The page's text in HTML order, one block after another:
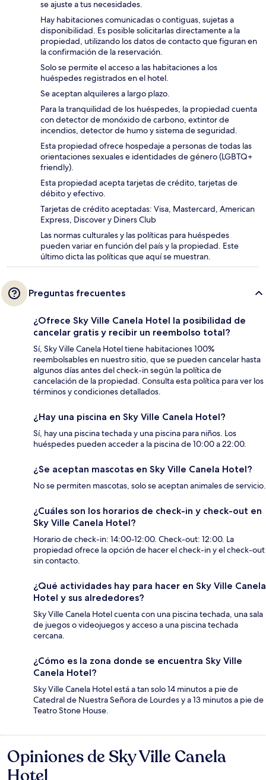
se ajuste a tus necesidades.
Hay habitaciones comunicadas o contiguas, sujetas a
disponibilidad. Es posible solicitarlas directamente a la
propiedad, utilizando los datos de contacto que figuran en
la confirmación de la reservación.
Solo se permite el acceso a las habitaciones a los
huéspedes registrados en el hotel.
Se aceptan alquileres a largo plazo.
Para la tranquilidad de los huéspedes, la propiedad cuenta
con detector de monóxido de carbono, extintor de
incendios, detector de humo y sistema de seguridad.
Esta propiedad ofrece hospedaje a personas de todas las
orientaciones sexuales e identidades de género (LGBTQ+
friendly).
Esta propiedad acepta tarjetas de crédito, tarjetas de
débito y efectivo.
Tarjetas de crédito aceptadas: Visa, Mastercard, American
Express, Discover y Diners Club
Las normas culturales y las políticas para huéspedes
pueden variar en función del país y la propiedad. Este
último dicta las políticas que aquí se muestran.
Preguntas frecuentes
¿Ofrece Sky Ville Canela Hotel la posibilidad de
cancelar gratis y recibir un reembolso total?
Sí, Sky Ville Canela Hotel tiene habitaciones 100%
reembolsables en nuestro sitio, que se pueden cancelar hasta
algunos días antes del check-in según la política de
cancelación de la propiedad. Consulta esta política para ver los
términos y condiciones detallados.
¿Hay una piscina en Sky Ville Canela Hotel?
Sí, hay una piscina techada y una piscina para niños. Los
huéspedes pueden acceder a la piscina de 10:00 a 22:00.
¿Se aceptan mascotas en Sky Ville Canela Hotel?
No se permiten mascotas, solo se aceptan animales de servicio.
¿Cuáles son los horarios de check-in y check-out en
Sky Ville Canela Hotel?
Horario de check-in: 14:00-12:00. Check-out: 12:00. La
propiedad ofrece la opción de hacer el check-in y el check-out
sin contacto.
¿Qué actividades hay para hacer en Sky Ville Canela
Hotel y sus alrededores?
Sky Ville Canela Hotel cuenta con una piscina techada, una sala
de juegos o videojuegos y acceso a una piscina techada
cercana.
¿Cómo es la zona donde se encuentra Sky Ville
Canela Hotel?
Sky Ville Canela Hotel está a tan solo 14 minutos a pie de
Catedral de Nuestra Señora de Lourdes y a 13 minutos a pie de
Teatro Stone House.
Opiniones
Opiniones de Sky Ville Canela